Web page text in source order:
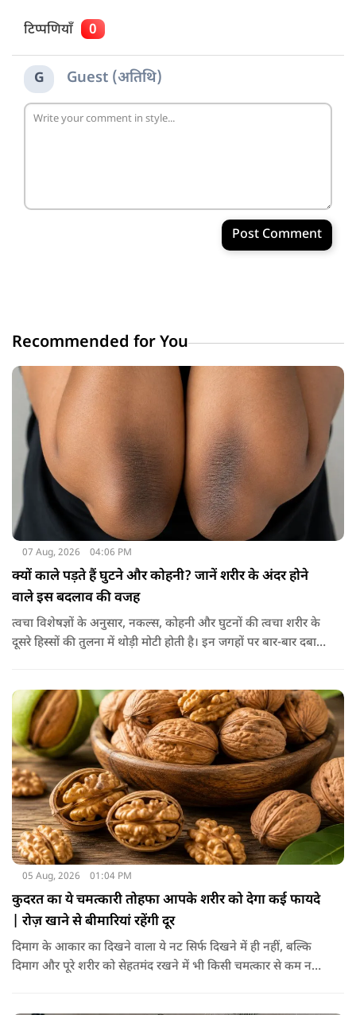
टिप्पणियाँ 0
G Guest (अतिथि)
Post Comment
Recommended for You
07 Aug, 2026 04:06 PM
क्यों काले पड़ते हैं घुटने और कोहनी? जानें शरीर के अंदर होने
वाले इस बदलाव की वजह
त्वचा विशेषज्ञों के अनुसार, नकल्स, कोहनी और घुटनों की त्वचा शरीर के
दूसरे हिस्सों की तुलना में थोड़ी मोटी होती है। इन जगहों पर बार-बार दबाव
05 Aug, 2026 01:04 PM
कुदरत का ये चमत्कारी तोहफा आपके शरीर को देगा कई फायदे
| रोज़ खाने से बीमारियां रहेंगी दूर
दिमाग के आकार का दिखने वाला ये नट सिर्फ दिखने में ही नहीं, बल्कि
दिमाग और पूरे शरीर को सेहतमंद रखने में भी किसी चमत्कार से कम नहीं